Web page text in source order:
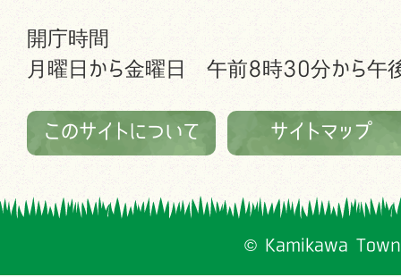
開庁時間
月曜日から金曜日 午前8時30分から午
このサイトについて サイトマップ
© Kamikawa Town